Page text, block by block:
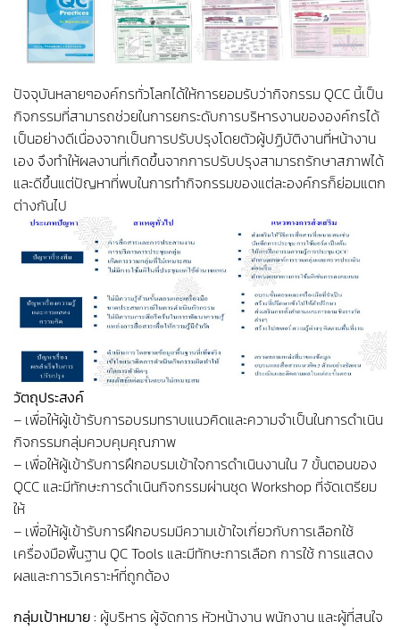
ปัจจุบันหลายๆองค์กรทั่วโลกได้ให้การยอมรับว่ากิจกรรม QCC นี้เป็น
กิจกรรมที่สามารถช่วยในการยกระดับการบริหารงานขององค์กรได้
เป็นอย่างดีเนื่องจากเป็นการปรับปรุงโดยตัวผู้ปฏิบัติงานที่หน้างาน
เอง จึงทำให้ผลงานที่เกิดขึ้นจากการปรับปรุงสามารถรักษาสภาพได้
และดีขึ้นแต่ปัญหาที่พบในการทำกิจกรรมของแต่ละองค์กรก็ย่อมแตก
ต่างกันไป
วัตถุประสงค์
– เพื่อให้ผู้เข้ารับการอบรมทราบแนวคิดและความจำเป็นในการดำเนิน
กิจกรรมกลุ่มควบคุมคุณภาพ
– เพื่อให้ผู้เข้ารับการฝึกอบรมเข้าใจการดำเนินงานใน 7 ขั้นตอนของ
QCC และมีทักษะการดำเนินกิจกรรมผ่านชุด Workshop ที่จัดเตรียม
ให้
– เพื่อให้ผู้เข้ารับการฝึกอบรมมีความเข้าใจเกี่ยวกับการเลือกใช้
เครื่องมือพื้นฐาน QC Tools และมีทักษะการเลือก การใช้ การแสดง
ผลและการวิเคราะห์ที่ถูกต้อง
กลุ่มเป้าหมาย : ผู้บริหาร ผู้จัดการ หัวหน้างาน พนักงาน และผู้ที่สนใจ